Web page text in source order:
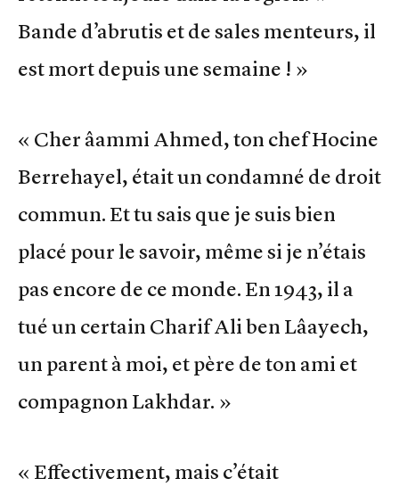
Bande d’abrutis et de sales menteurs, il
est mort depuis une semaine ! »
« Cher âammi Ahmed, ton chef Hocine
Berrehayel, était un condamné de droit
commun. Et tu sais que je suis bien
placé pour le savoir, même si je n’étais
pas encore de ce monde. En 1943, il a
tué un certain Charif Ali ben Lâayech,
un parent à moi, et père de ton ami et
compagnon Lakhdar. »
« Effectivement, mais c’était